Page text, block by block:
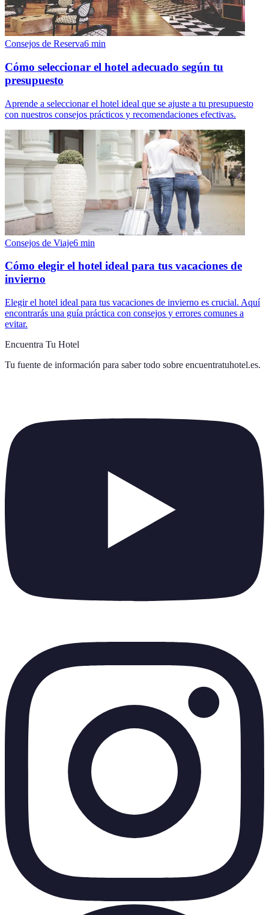
Consejos de Reserva6 min
Cómo seleccionar el hotel adecuado según tu
presupuesto
Aprende a seleccionar el hotel ideal que se ajuste a tu presupuesto
con nuestros consejos prácticos y recomendaciones efectivas.
Consejos de Viaje6 min
Cómo elegir el hotel ideal para tus vacaciones de
invierno
Elegir el hotel ideal para tus vacaciones de invierno es crucial. Aquí
encontrarás una guía práctica con consejos y errores comunes a
evitar.
Encuentra Tu Hotel
Tu fuente de información para saber todo sobre encuentratuhotel.es.